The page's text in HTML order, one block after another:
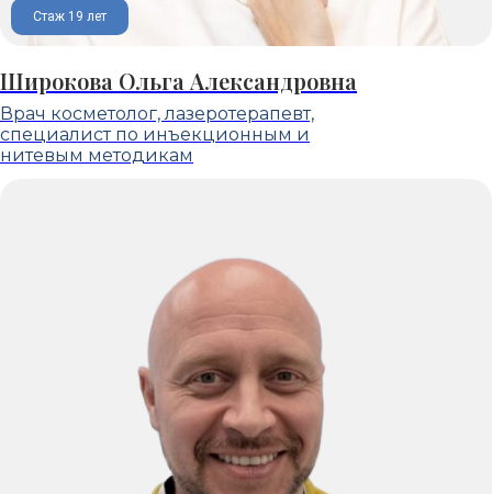
Стаж 19 лет
Широкова Ольга Александровна
Врач косметолог, лазеротерапевт,
специалист по инъекционным и
нитевым методикам